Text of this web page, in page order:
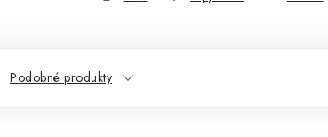
Podobné produkty